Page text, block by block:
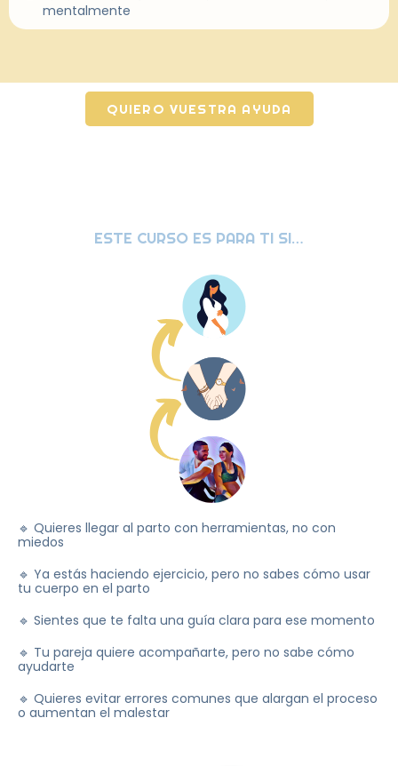
mentalmente
QUIERO VUESTRA AYUDA
ESTE CURSO ES PARA TI SI…
🔹 Quieres llegar al parto con herramientas, no con
miedos
🔹 Ya estás haciendo ejercicio, pero no sabes cómo usar
tu cuerpo en el parto
🔹 Sientes que te falta una guía clara para ese momento
🔹 Tu pareja quiere acompañarte, pero no sabe cómo
ayudarte
🔹 Quieres evitar errores comunes que alargan el proceso
o aumentan el malestar